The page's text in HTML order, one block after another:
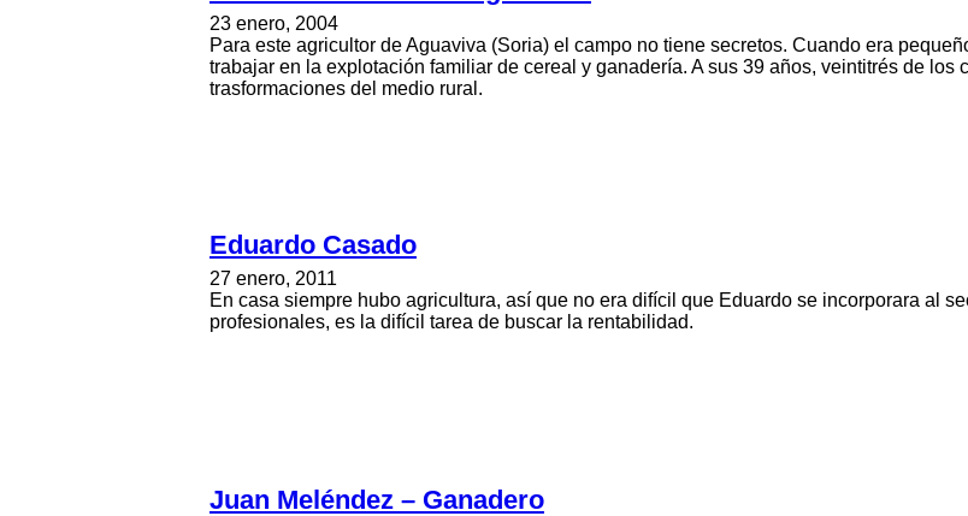
23 enero, 2004
Para este agricultor de Aguaviva (Soria) el campo no tiene secretos. Cuando era
trabajar en la explotación familiar de cereal y ganadería. A sus 39 años, veintitrés de
trasformaciones del medio rural.
Eduardo Casado
27 enero, 2011
En casa siempre hubo agricultura, así que no era difícil que Eduardo se incorporara al
profesionales, es la difícil tarea de buscar la rentabilidad.
Juan Meléndez – Ganadero